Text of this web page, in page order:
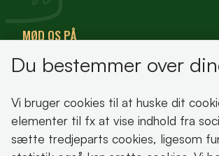
MØD OS PÅ
VisitFjordlandet
Oplev Lejre
Du bestemmer over
Vi bruger cookies til at huske dit
elementer til fx at vise indhold fra
sætte tredjeparts cookies, ligesom